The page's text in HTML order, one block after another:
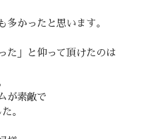
多かったと思います。
た」と仰って頂けたのは
が素敵で
。